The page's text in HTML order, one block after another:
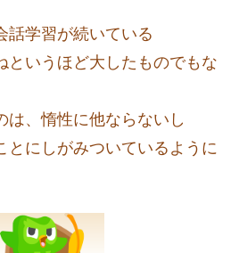
話学習が続いている
というほど大したものでもな
は、惰性に他ならないし
とにしがみついているように